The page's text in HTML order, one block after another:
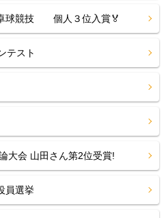
球競技 個人３位入賞🏅
テスト
大会 山田さん第2位受賞!
員選挙